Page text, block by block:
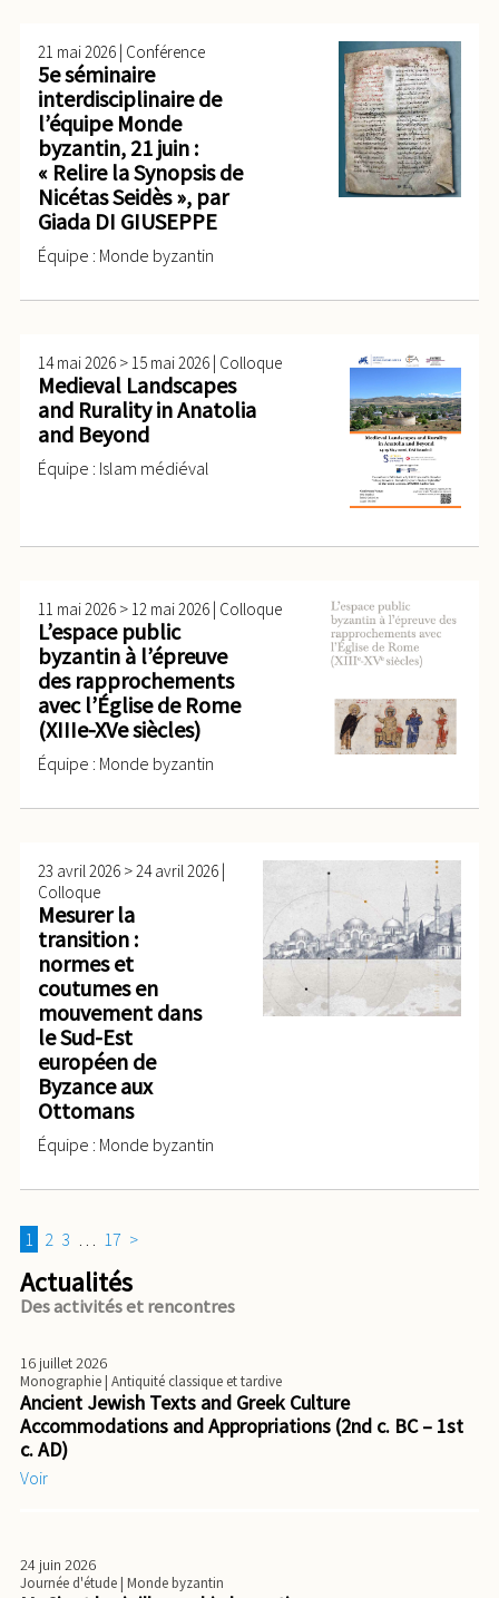
21 mai 2026 | Conférence
5e séminaire
interdisciplinaire de
l’équipe Monde
byzantin, 21 juin :
« Relire la Synopsis de
Nicétas Seidès », par
Giada DI GIUSEPPE
Équipe : Monde byzantin
14 mai 2026 >15 mai 2026 | Colloque
Medieval Landscapes
and Rurality in Anatolia
and Beyond
Équipe : Islam médiéval
11 mai 2026 >12 mai 2026 | Colloque
L’espace public
byzantin à l’épreuve
des rapprochements
avec l’Église de Rome
(XIIIe-XVe siècles)
Équipe : Monde byzantin
23 avril 2026 >24 avril 2026 |
Colloque
Mesurer la
transition :
normes et
coutumes en
mouvement dans
le Sud-Est
européen de
Byzance aux
Ottomans
Équipe : Monde byzantin
1 2 3 … 17 >
Actualités
Des activités et rencontres
16 juillet 2026
Monographie| Antiquité classique et tardive
Ancient Jewish Texts and Greek Culture
Accommodations and Appropriations (2nd c. BC – 1st
c. AD)
Voir
24 juin 2026
Journée d'étude| Monde byzantin